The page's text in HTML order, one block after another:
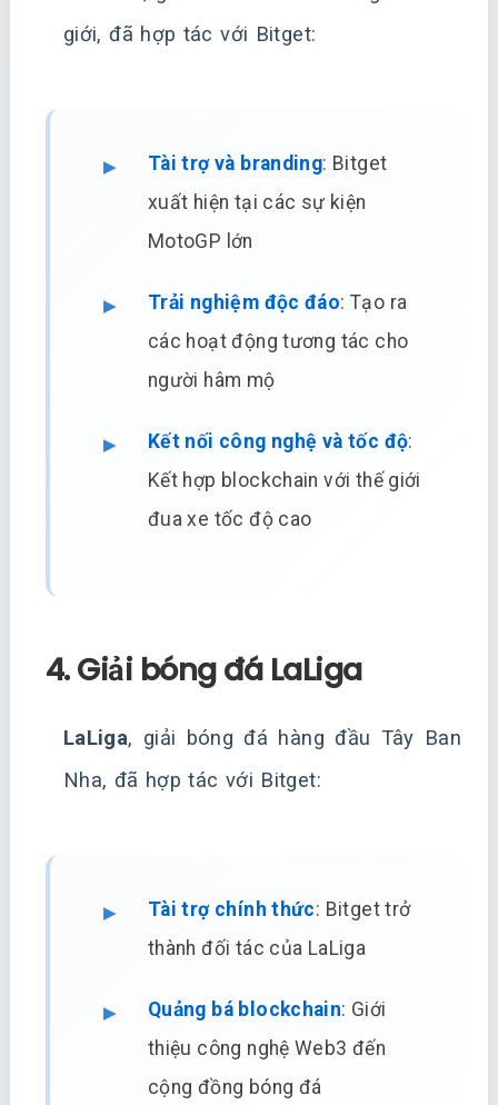
giới, đã hợp tác với Bitget:
Tài trợ và branding: Bitget
xuất hiện tại các sự kiện
MotoGP lớn
Trải nghiệm độc đáo: Tạo ra
các hoạt động tương tác cho
người hâm mộ
Kết nối công nghệ và tốc độ:
Kết hợp blockchain với thế giới
đua xe tốc độ cao
4. Giải bóng đá LaLiga
LaLiga, giải bóng đá hàng đầu Tây Ban
Nha, đã hợp tác với Bitget:
Tài trợ chính thức: Bitget trở
thành đối tác của LaLiga
Quảng bá blockchain: Giới
thiệu công nghệ Web3 đến
cộng đồng bóng đá